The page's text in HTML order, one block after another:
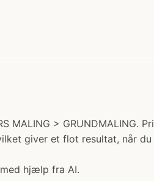
MALING >
giver et flot resultat, når
hjælp fra AI.